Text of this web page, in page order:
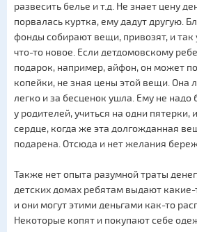
развесить белье и т.д. Не знает цену
порвалась куртка, ему дадут другую.
фонды собирают вещи, привозят, и так
что-то новое. Если детдомовскому
подарок, например, айфон, он может
копейки, не зная цены этой вещи. Она
легко и за бесценок ушла. Ему не
у родителей, учиться на одни пятерки,
сердце, когда же эта долгожданная
подарена. Отсюда и нет желания
Также нет опыта разумной траты
детских домах ребятам выдают какие-
и они могут этими деньгами как-то
Некоторые копят и покупают себе